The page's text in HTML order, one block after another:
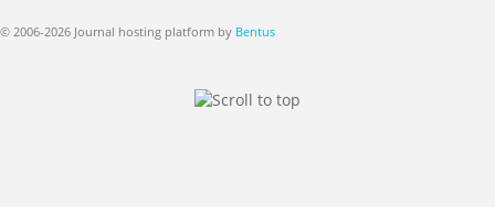
© 2006-2026 Journal hosting platform by Bentus